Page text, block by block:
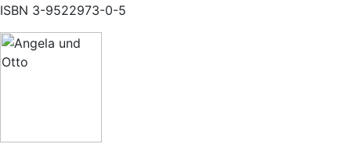
ISBN 3-9522973-0-5